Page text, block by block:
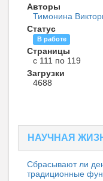
Авторы
Тимонина
Статус
В работе
Страницы
с 111 по 119
Загрузки
4688
НАУЧНАЯ
Сбрасывают ли
традиционные